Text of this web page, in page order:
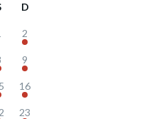
D
2
9
16
23